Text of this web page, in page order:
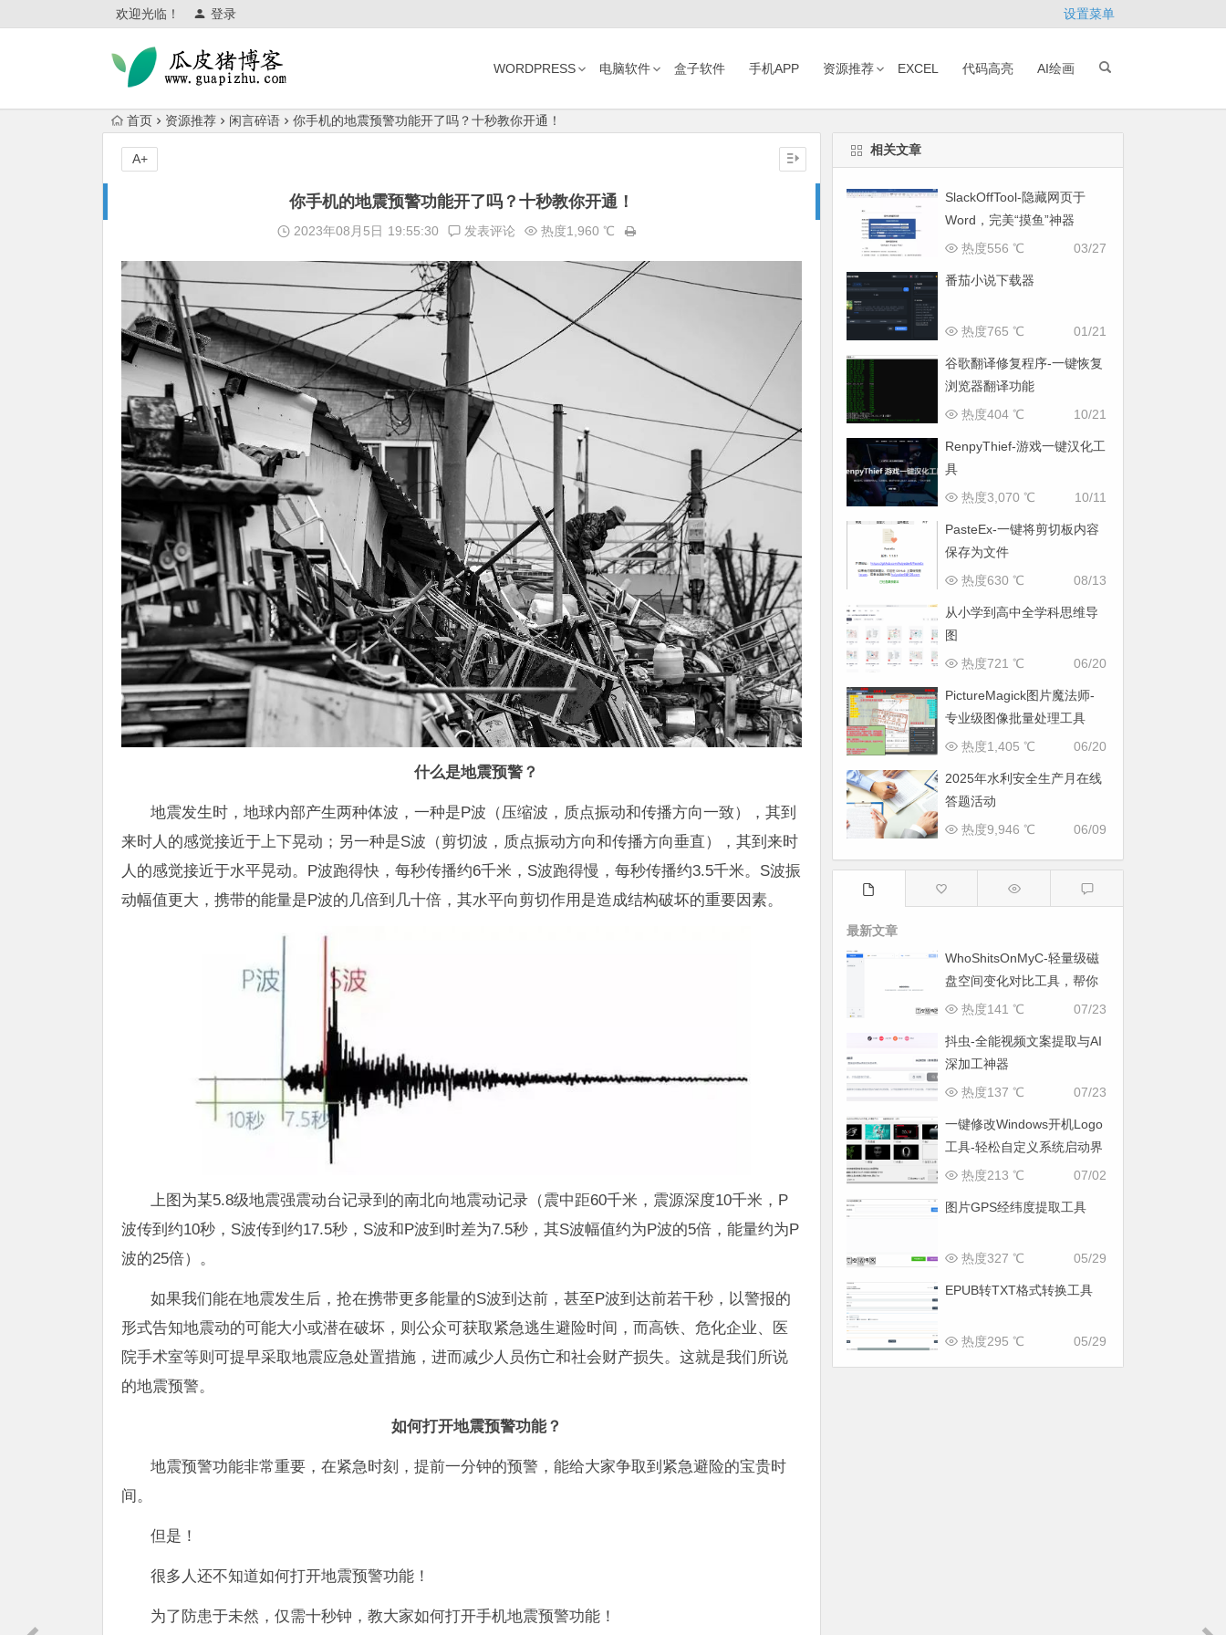
欢迎光临！ 登录 设置菜单
WORDPRESS 电脑软件 盒子软件 手机APP 资源推荐 EXCEL 代码高亮 AI绘画
首页 资源推荐 闲言碎语 你手机的地震预警功能开了吗？十秒教你开通！
你手机的地震预警功能开了吗？十秒教你开通！
2023年08月5日 19:55:30 发表评论 热度1,960 ℃
什么是地震预警？
地震发生时，地球内部产生两种体波，一种是P波（压缩波，质点振动和传播方向一致），其到
来时人的感觉接近于上下晃动；另一种是S波（剪切波，质点振动方向和传播方向垂直），其到来时
人的感觉接近于水平晃动。P波跑得快，每秒传播约6千米，S波跑得慢，每秒传播约3.5千米。S波振
动幅值更大，携带的能量是P波的几倍到几十倍，其水平向剪切作用是造成结构破坏的重要因素。
上图为某5.8级地震强震动台记录到的南北向地震动记录（震中距60千米，震源深度10千米，P
波传到约10秒，S波传到约17.5秒，S波和P波到时差为7.5秒，其S波幅值约为P波的5倍，能量约为P
波的25倍）。
如果我们能在地震发生后，抢在携带更多能量的S波到达前，甚至P波到达前若干秒，以警报的
形式告知地震动的可能大小或潜在破坏，则公众可获取紧急逃生避险时间，而高铁、危化企业、医
院手术室等则可提早采取地震应急处置措施，进而减少人员伤亡和社会财产损失。这就是我们所说
的地震预警。
如何打开地震预警功能？
地震预警功能非常重要，在紧急时刻，提前一分钟的预警，能给大家争取到紧急避险的宝贵时
间。
但是！
很多人还不知道如何打开地震预警功能！
为了防患于未然，仅需十秒钟，教大家如何打开手机地震预警功能！
A+
相关文章
SlackOffTool-隐藏网页于
Word，完美“摸鱼”神器
03/27
热度556 ℃
番茄小说下载器
01/21
热度765 ℃
谷歌翻译修复程序-一键恢复
浏览器翻译功能
10/21
热度404 ℃
RenpyThief-游戏一键汉化工
具
10/11
热度3,070 ℃
PasteEx-一键将剪切板内容
保存为文件
08/13
热度630 ℃
从小学到高中全学科思维导
图
06/20
热度721 ℃
PictureMagick图片魔法师-
专业级图像批量处理工具
06/20
热度1,405 ℃
2025年水利安全生产月在线
答题活动
06/09
热度9,946 ℃
最新文章
WhoShitsOnMyC-轻量级磁
盘空间变化对比工具，帮你
找出“吃掉”空间的罪魁祸首
07/23
热度141 ℃
抖虫-全能视频文案提取与AI
深加工神器
07/23
热度137 ℃
一键修改Windows开机Logo
工具-轻松自定义系统启动界
面
07/02
热度213 ℃
图片GPS经纬度提取工具
05/29
热度327 ℃
EPUB转TXT格式转换工具
05/29
热度295 ℃